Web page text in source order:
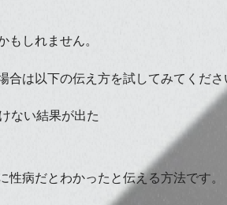
もしれません。
は以下の伝え方を試してみてくださ
ない結果が出た
病だとわかったと伝える方法です。